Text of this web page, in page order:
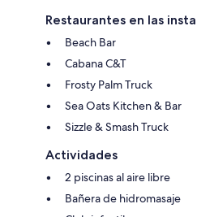
Restaurantes en las
Beach Bar
Cabana C&T
Frosty Palm Truck
Sea Oats Kitchen & Bar
Sizzle & Smash Truck
Actividades
2 piscinas al aire libre
Bañera de hidromasaje